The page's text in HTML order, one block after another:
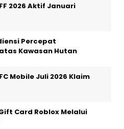
2026 Aktif Januari
Percepat
Kawasan Hutan
Mobile Juli 2026 Klaim
Card Roblox Melalui